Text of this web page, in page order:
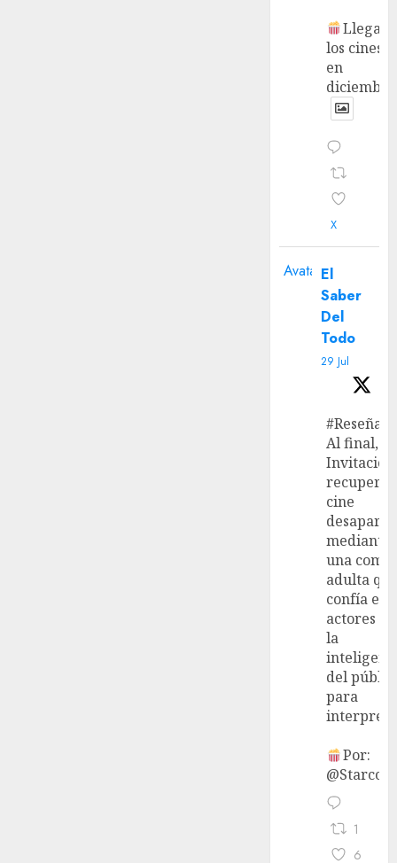
Llega a
los cines
en
X
Avatar El
Saber
Del
Todo
29 Jul
#Reseña
Al final,
recupera
cine
mediante
una
adulta
confía en
actores y
la
del
para
Por:
1
6